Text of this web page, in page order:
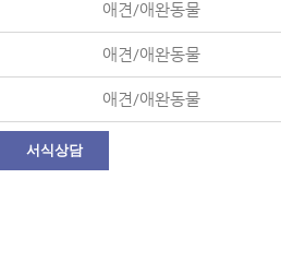
애견/애완동물
애견/애완동물
애견/애완동물
서식상담